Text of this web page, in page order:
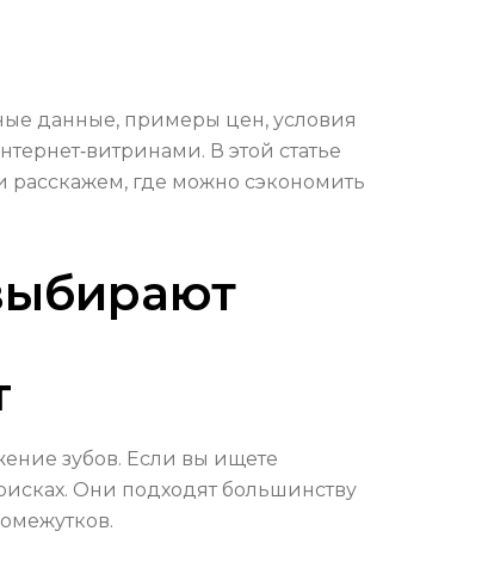
данные, примеры цен, условия
В этой статье
расскажем, где можно сэкономить
зубов. Если вы ищете
Они подходят большинству